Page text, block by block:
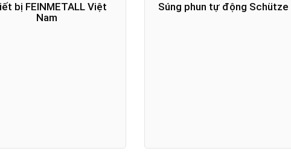
bị FEINMETALL Việt
Nam
Súng phun tự động Schütze